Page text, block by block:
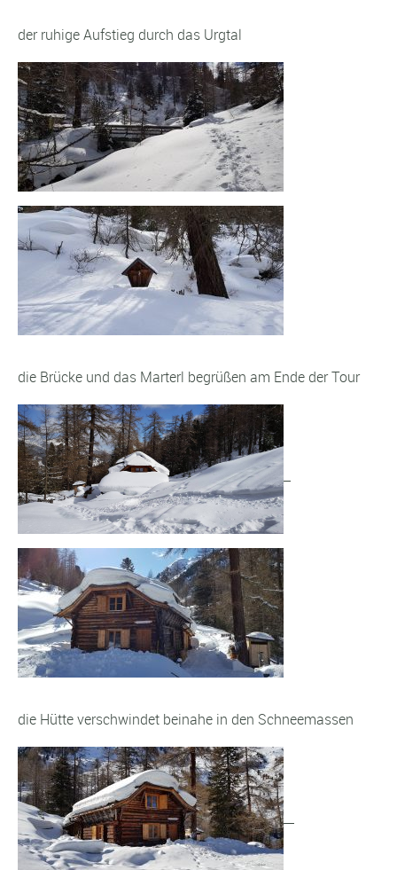
der ruhige Aufstieg durch das Urgtal
die Brücke und das Marterl begrüßen am Ende der Tour
die Hütte verschwindet beinahe in den Schneemassen